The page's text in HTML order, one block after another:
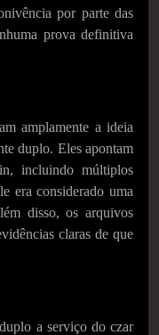
por parte das
prova definitiva
amplamente a ideia
duplo. Eles apontam
incluindo múltiplos
era considerado uma
disso, os arquivos
claras de que
a serviço do czar